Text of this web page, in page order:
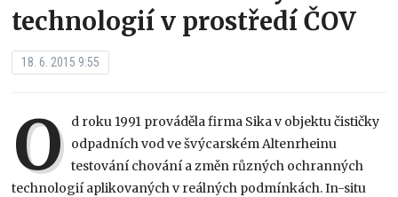
technologií v prostředí ČOV
18. 6. 2015 9:55
O d roku 1991 prováděla firma Sika v objektu čističky
odpadních vod ve švýcarském Altenrheinu
testování chování a změn různých ochranných
technologií aplikovaných v reálných podmínkách. In-situ